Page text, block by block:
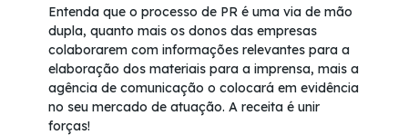
Entenda que o processo de PR é uma via de mão
dupla, quanto mais os donos das empresas
colaborarem com informações relevantes para a
elaboração dos materiais para a imprensa, mais a
agência de comunicação o colocará em evidência
no seu mercado de atuação. A receita é unir
forças!